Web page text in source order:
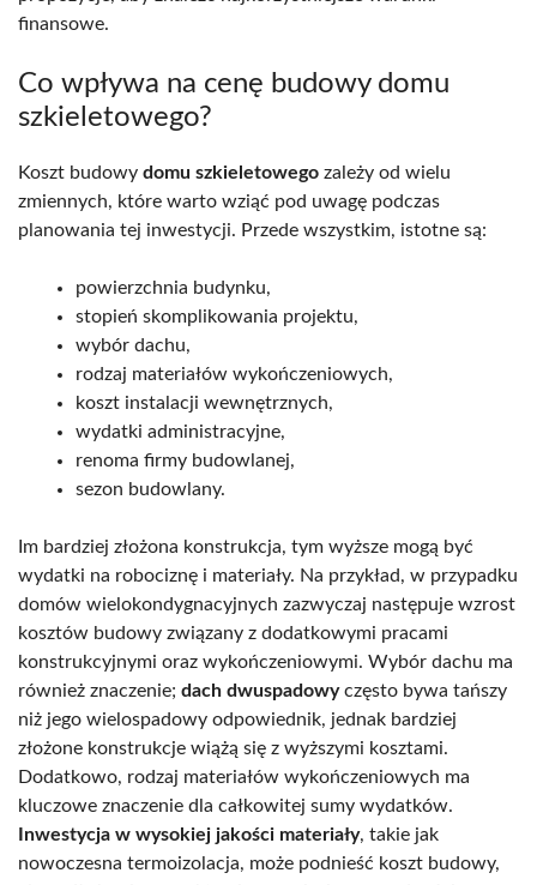
finansowe.
Co wpływa na cenę budowy domu
szkieletowego?
Koszt budowy domu szkieletowego zależy od wielu
zmiennych, które warto wziąć pod uwagę podczas
planowania tej inwestycji. Przede wszystkim, istotne są:
powierzchnia budynku,
stopień skomplikowania projektu,
wybór dachu,
rodzaj materiałów wykończeniowych,
koszt instalacji wewnętrznych,
wydatki administracyjne,
renoma firmy budowlanej,
sezon budowlany.
Im bardziej złożona konstrukcja, tym wyższe mogą być
wydatki na robociznę i materiały. Na przykład, w przypadku
domów wielokondygnacyjnych zazwyczaj następuje wzrost
kosztów budowy związany z dodatkowymi pracami
konstrukcyjnymi oraz wykończeniowymi. Wybór dachu ma
również znaczenie; dach dwuspadowyczęsto bywa tańszy
niż jego wielospadowy odpowiednik, jednak bardziej
złożone konstrukcje wiążą się z wyższymi kosztami.
Dodatkowo, rodzaj materiałów wykończeniowych ma
kluczowe znaczenie dla całkowitej sumy wydatków.
Inwestycja w wysokiej jakości materiały, takie jak
nowoczesna termoizolacja, może podnieść koszt budowy,